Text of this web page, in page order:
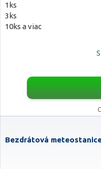
1ks
3ks
10ks a viac
Bezdrátová